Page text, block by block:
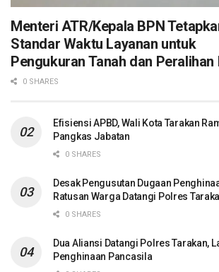
Menteri ATR/Kepala BPN
Standar Waktu Layanan untuk
Pengukuran Tanah dan Peralihan
0 SHARES
Efisiensi APBD, Wali Kota Tarakan
Pangkas Jabatan
0 SHARES
Desak Pengusutan Dugaan
Ratusan Warga Datangi Polres
0 SHARES
Dua Aliansi Datangi Polres Tarakan,
Penghinaan Pancasila